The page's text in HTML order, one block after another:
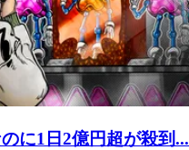
のに1日2億円超が殺到